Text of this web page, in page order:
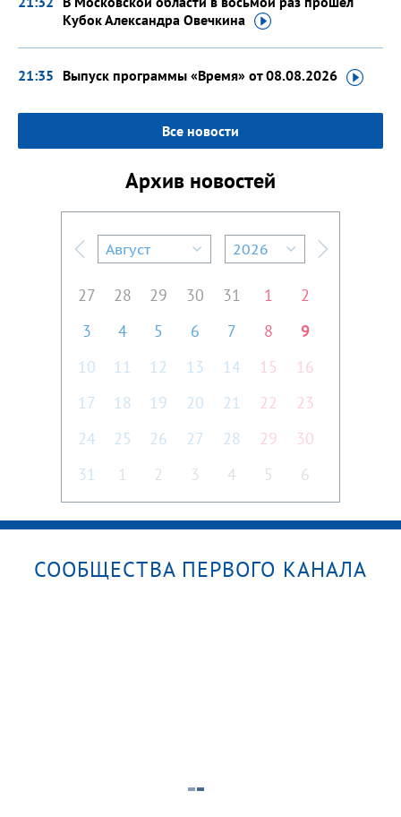
Кубок Александра Овечкина
21:35 Выпуск программы «Время» от 08.08.2026
Все новости
Архив новостей
Август 2026
Предыдущий месяц
27 28 29 30 31 1
2
3
4 5 6 7 8
9
10
11 12 13 14 15
16
17
18 19 20 21 22
23
24
25 26 27 28 29
30
31
1 2 3 4 5 6
СООБЩЕСТВА ПЕРВОГО КАНАЛА